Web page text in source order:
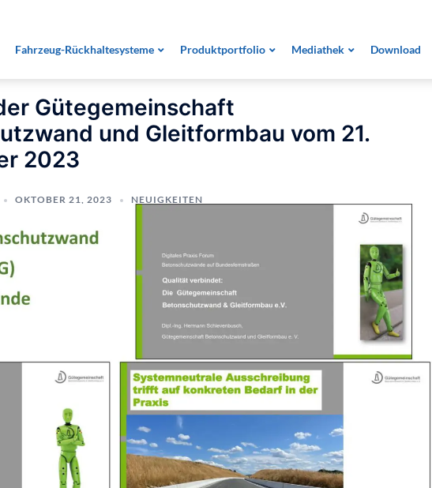
Fahrzeug-Rückhaltesysteme Produktportfolio Mediathek Download
Gütegemeinschaft
und Gleitformbau vom 21.
2023
OKTOBER 21, 2023 NEUIGKEITEN